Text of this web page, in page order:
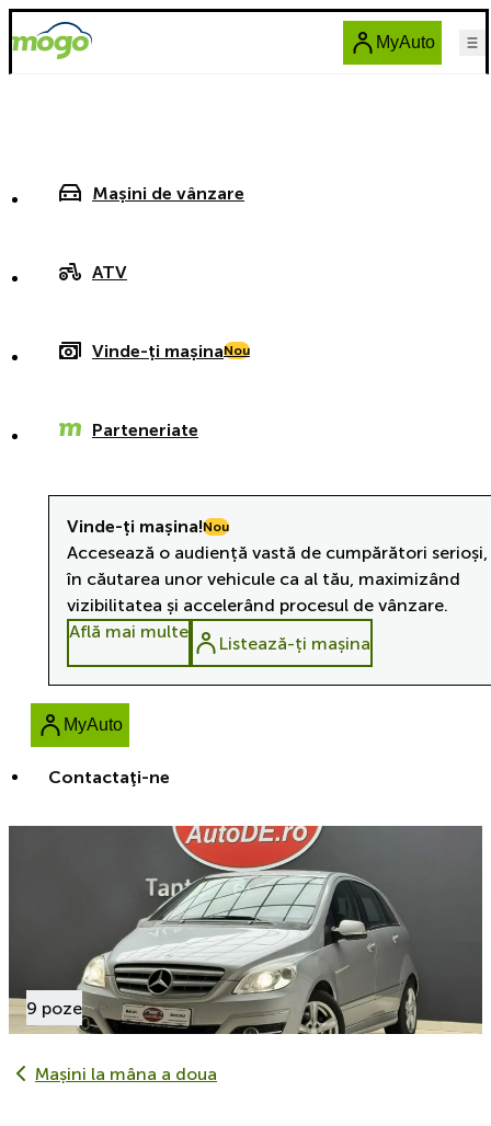
MyAuto
Mașini de vânzare
ATV
Vinde-ți mașinaNou
Parteneriate
Contactaţi-ne
Vinde-ți mașina!Nou
Accesează o audiență vastă de cumpărători
în căutarea unor vehicule ca al tău, maximizând
vizibilitatea și accelerând procesul de vânzare.
Află mai multe
Listează-ți mașina
MyAuto
9 poze
Mașini la mâna a doua